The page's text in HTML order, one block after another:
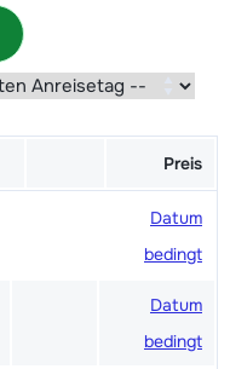
Preis
Datum
bedingt
Datum
bedingt